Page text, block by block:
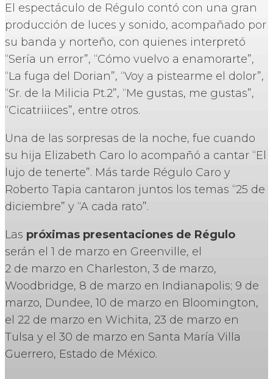
El espectáculo de Régulo contó con una gran
producción de luces y sonido, acompañado por
su banda y norteño, con quienes interpretó
“Sería un error”, “Cómo vuelvo a enamorarte”,
“La fuga del Dorian”, “Voy a pistearme el dolor”,
“Sr. de la Milicia Pt.2”, “Me gustas, me gustas”,
“Cicatriiices”, entre otros.
Una de las sorpresas de la noche, fue cuando
su hija Elizabeth Caro lo acompañó a cantar “El
lujo de tenerte”. Más tarde Régulo Caro y
Roberto Tapia cantaron juntos los temas “25 de
diciembre” y “A cada rato”.
Las próximas presentaciones de Régulo
serán el 1 de marzo en Greenville, el
2 de marzo en Charleston, 3 de marzo,
Woodbridge, 8 de marzo en Indianapolis; 9 de
marzo, Dundee, 10 de marzo en Bloomington,
el 22 de marzo en Wichita, 23 de marzo en
Tulsa y el 30 de marzo en Santa María Villa
Guerrero, Estado de México.